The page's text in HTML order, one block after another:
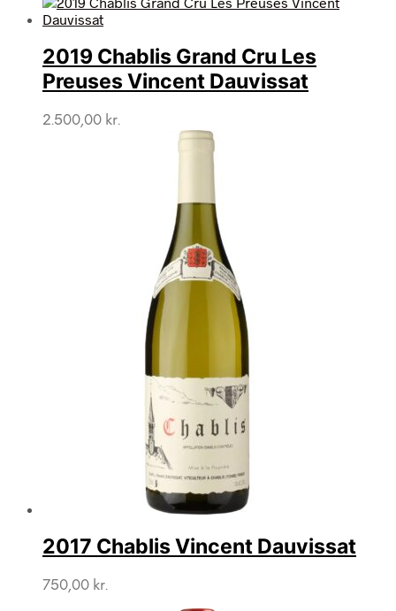
2019 Chablis Grand Cru Les
Preuses Vincent Dauvissat
2.500,00 kr.
2017 Chablis Vincent Dauvissat
750,00 kr.